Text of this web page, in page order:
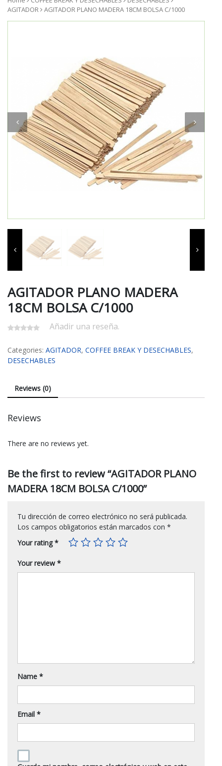
AGITADOR
AGITADOR PLANO MADERA 18CM BOLSA C/1000
AGITADOR PLANO MADERA
18CM BOLSA C/1000
Añadir una reseña.
Categories: AGITADOR, COFFEE BREAK Y DESECHABLES,
DESECHABLES
Reviews (0)
Reviews
There are no reviews yet.
Be the first to review “AGITADOR PLANO
MADERA 18CM BOLSA C/1000”
Tu dirección de correo electrónico no será publicada.
Los campos obligatorios están marcados con *
Your rating*
Your review*
Name *
Email *